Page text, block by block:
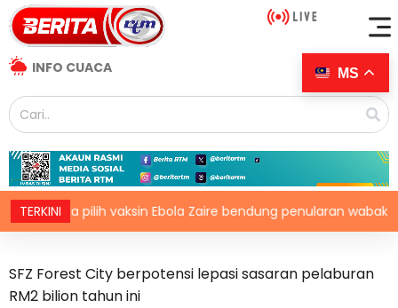
INFO CUACA
TERKINI
Afrika pilih vaksin Ebola Zaire bendung penularan wabak
SFZ Forest City berpotensi lepasi sasaran pelaburan
RM2 bilion tahun ini
MS